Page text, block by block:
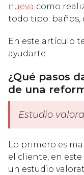
nueva como
todo tipo: baños,
En este artículo
ayudarte.
¿Qué pasos
de una
Estudio
Lo primero es
el cliente, en
un estudio